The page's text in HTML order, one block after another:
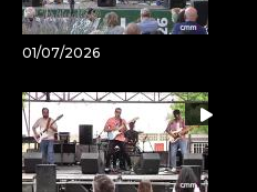
01/07/2026